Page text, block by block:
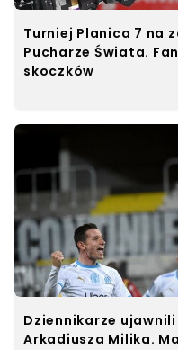
Turniej Planica 7 na
Pucharze Świata.
skoczków
Dziennikarze
Arkadiusza Milika.